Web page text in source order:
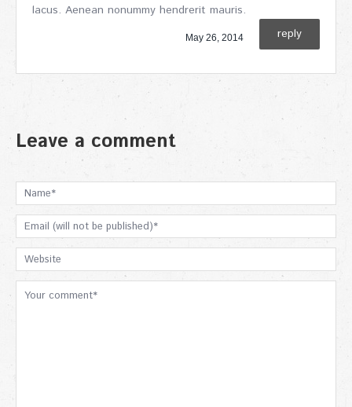
lacus. Aenean nonummy hendrerit mauris.
reply
May 26, 2014
Leave a comment